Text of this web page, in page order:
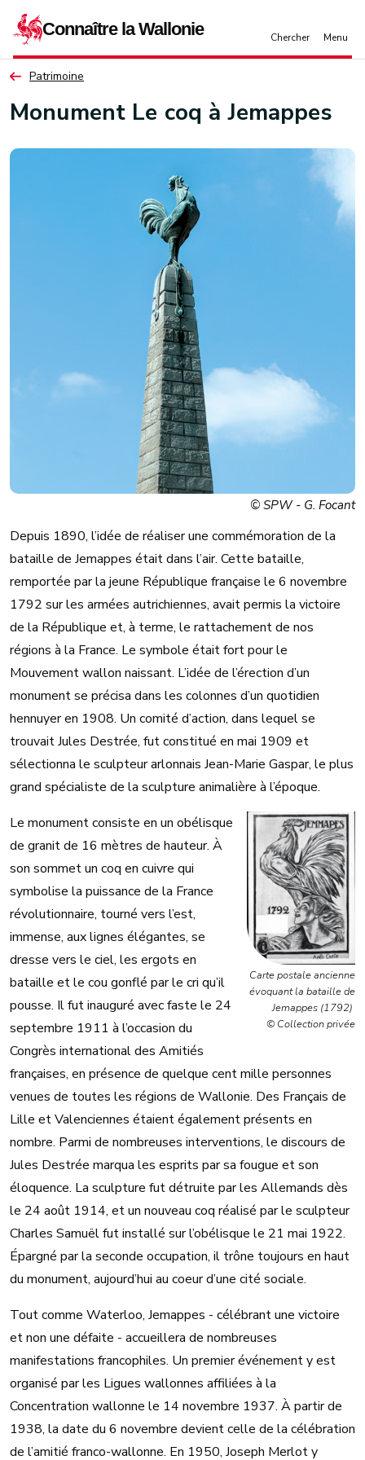
Patrimoine
Monument Le coq à Jemappes
© SPW - G. Focant
Depuis 1890, l’idée de réaliser une commémoration de la
bataille de Jemappes était dans l’air. Cette bataille,
remportée par la jeune République française le 6 novembre
1792 sur les armées autrichiennes, avait permis la victoire
de la République et, à terme, le rattachement de nos
régions à la France. Le symbole était fort pour le
Mouvement wallon naissant. L’idée de l’érection d’un
monument se précisa dans les colonnes d’un quotidien
hennuyer en 1908. Un comité d’action, dans lequel se
trouvait Jules Destrée, fut constitué en mai 1909 et
sélectionna le sculpteur arlonnais Jean-Marie Gaspar, le plus
grand spécialiste de la sculpture animalière à l’époque.
Carte postale ancienne
évoquant la bataille de
Jemappes (1792)
© Collection privée
Le monument consiste en un obélisque
de granit de 16 mètres de hauteur. À
son sommet un coq en cuivre qui
symbolise la puissance de la France
révolutionnaire, tourné vers l’est,
immense, aux lignes élégantes, se
dresse vers le ciel, les ergots en
bataille et le cou gonflé par le cri qu’il
pousse. Il fut inauguré avec faste le 24
septembre 1911 à l’occasion du
Congrès international des Amitiés
françaises, en présence de quelque cent mille personnes
venues de toutes les régions de Wallonie. Des Français de
Lille et Valenciennes étaient également présents en
nombre. Parmi de nombreuses interventions, le discours de
Jules Destrée marqua les esprits par sa fougue et son
éloquence. La sculpture fut détruite par les Allemands dès
le 24 août 1914, et un nouveau coq réalisé par le sculpteur
Charles Samuël fut installé sur l’obélisque le 21 mai 1922.
Épargné par la seconde occupation, il trône toujours en haut
du monument, aujourd’hui au coeur d’une cité sociale.
Tout comme Waterloo, Jemappes - célébrant une victoire
et non une défaite - accueillera de nombreuses
manifestations francophiles. Un premier événement y est
organisé par les Ligues wallonnes affiliées à la
Concentration wallonne le 14 novembre 1937. À partir de
1938, la date du 6 novembre devient celle de la célébration
de l’amitié franco-wallonne. En 1950, Joseph Merlot y